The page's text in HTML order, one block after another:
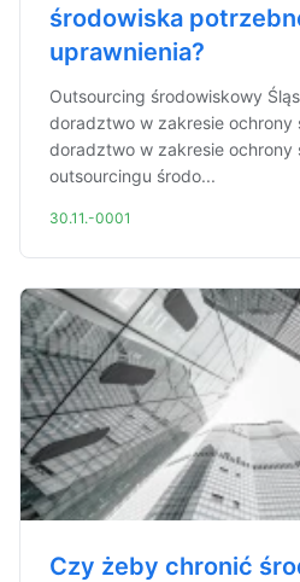
środowiska
uprawnienia?
Outsourcing środowiskowy
doradztwo w zakresie ochrony
doradztwo w zakresie ochrony
outsourcingu środo...
30.11.-0001
Czy żeby chronić